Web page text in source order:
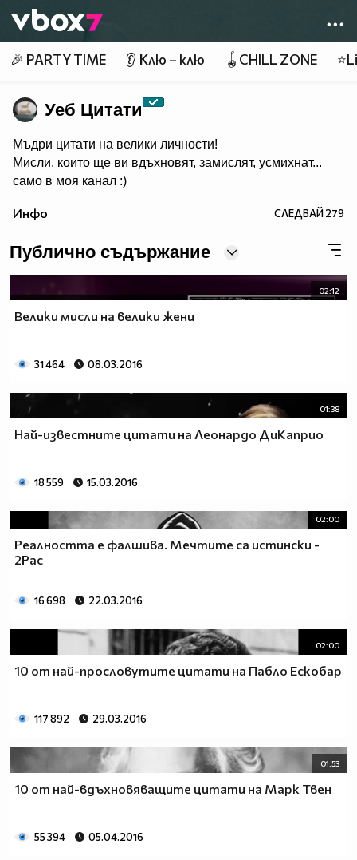
👾
🎉 PARTY TIME 👂 Клю – клю 🪀CHILL ZONE
Уеб Цитати
Мъдри цитати на велики личности!
Мисли, които ще ви вдъхновят, замислят, усмихнат...
само в моя канал :)
Инфо СЛЕДВАЙ279
Публично съдържание
02:12
Велики мисли на велики жени
31 464 08.03.2016
01:38
Най-известните цитати на Леонардо ДиКаприо
18 559 15.03.2016
02:00
Реалността е фалшива. Мечтите са истински -
2Pac
16 698 22.03.2016
02:00
10 от най-прословутите цитати на Пабло Ескобар
117 892 29.03.2016
01:53
10 от най-вдъхновяващите цитати на Марк Твен
55 394 05.04.2016